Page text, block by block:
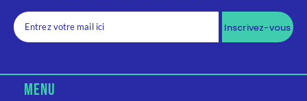
Inscrivez-vous
MENU